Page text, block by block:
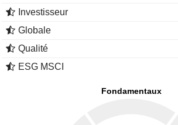
Investisseur
Globale
Qualité
ESG MSCI